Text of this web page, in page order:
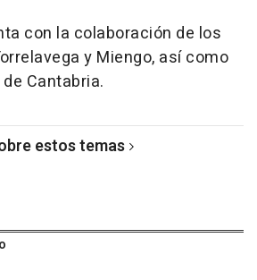
con la colaboración de los
y Miengo, así como
Cantabria.
estos temas